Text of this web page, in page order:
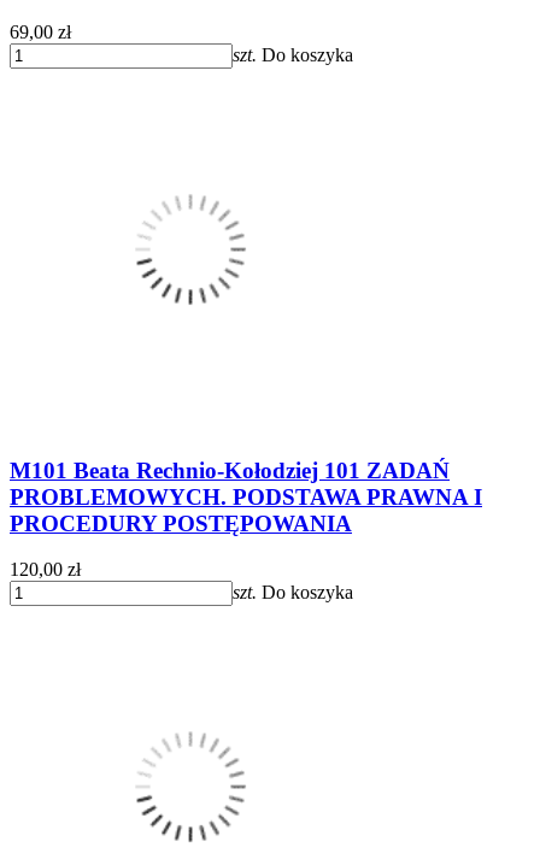
69,00 zł
szt. Do koszyka
M101 Beata Rechnio-Kołodziej 101 ZADAŃ
PROBLEMOWYCH. PODSTAWA PRAWNA I
PROCEDURY POSTĘPOWANIA
120,00 zł
szt. Do koszyka